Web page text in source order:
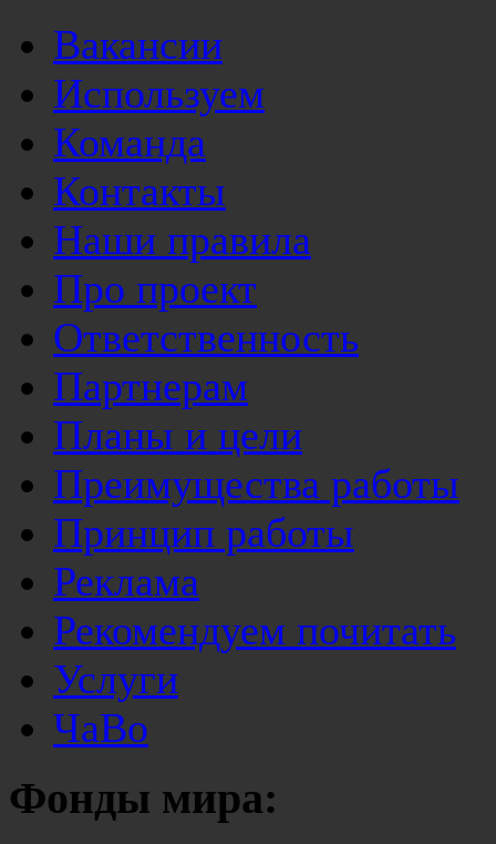
Вакансии
Используем
Команда
Контакты
Наши правила
Про проект
Ответственность
Партнерам
Планы и цели
Преимущества работы
Принцип работы
Реклама
Рекомендуем почитать
Услуги
ЧаВо
Фонды мира: